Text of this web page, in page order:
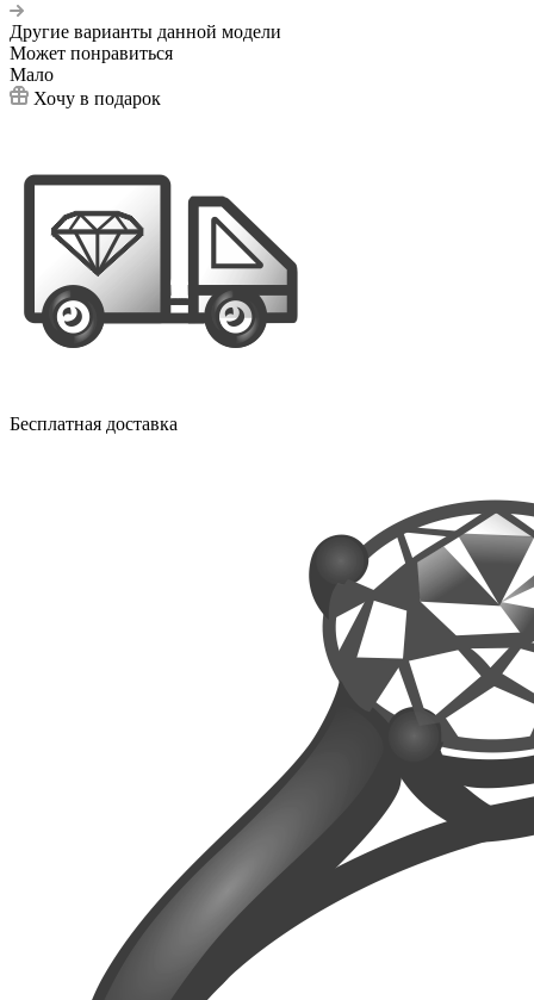
Другие варианты данной модели
Может понравиться
Мало
Хочу в подарок
Бесплатная доставка